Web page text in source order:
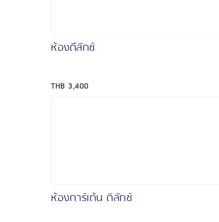
ห้องดีลักซ์
THB 3,400
ห้องการ์เด้น ดิลักซ์